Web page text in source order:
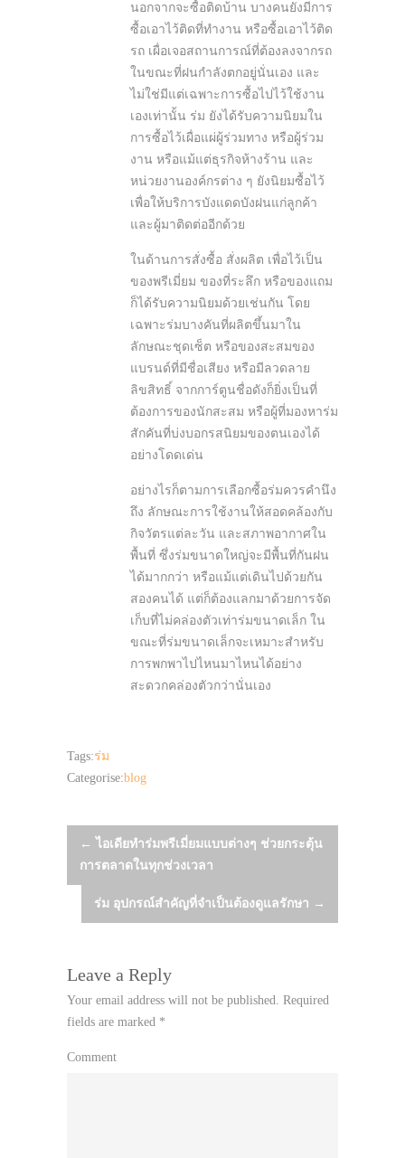
นอกจากจะซื้อติดบ้าน บางคนยังมีการ
ซื้อเอาไว้ติดที่ทำงาน หรือซื้อเอาไว้ติด
รถ เผื่อเจอสถานการณ์ที่ต้องลงจากรถ
ในขณะที่ฝนกำลังตกอยู่นั่นเอง และ
ไม่ใช่มีแต่เฉพาะการซื้อไปไว้ใช้งาน
เองเท่านั้น ร่ม ยังได้รับความนิยมใน
การซื้อไว้เผื่อแผ่ผู้ร่วมทาง หรือผู้ร่วม
งาน หรือแม้แต่ธุรกิจห้างร้าน และ
หน่วยงานองค์กรต่าง ๆ ยังนิยมซื้อไว้
เพื่อให้บริการบังแดดบังฝนแก่ลูกค้า
และผู้มาติดต่ออีกด้วย
ในด้านการสั่งซื้อ สั่งผลิต เพื่อไว้เป็น
ของพรีเมี่ยม ของที่ระลึก หรือของแถม
ก็ได้รับความนิยมด้วยเช่นกัน โดย
เฉพาะร่มบางคันที่ผลิตขึ้นมาใน
ลักษณะชุดเซ็ต หรือของสะสมของ
แบรนด์ที่มีชื่อเสียง หรือมีลวดลาย
ลิขสิทธิ์ จากการ์ตูนชื่อดังก็ยิ่งเป็นที่
ต้องการของนักสะสม หรือผู้ที่มองหาร่ม
สักคันที่บ่งบอกรสนิยมของตนเองได้
อย่างโดดเด่น
อย่างไรก็ตามการเลือกซื้อร่มควรคำนึง
ถึง ลักษณะการใช้งานให้สอดคล้องกับ
กิจวัตรแต่ละวัน และสภาพอากาศใน
พื้นที่ ซึ่งร่มขนาดใหญ่จะมีพื้นที่กันฝน
ได้มากกว่า หรือแม้แต่เดินไปด้วยกัน
สองคนได้ แต่ก็ต้องแลกมาด้วยการจัด
เก็บที่ไม่คล่องตัวเท่าร่มขนาดเล็ก ใน
ขณะที่ร่มขนาดเล็กจะเหมาะสำหรับ
การพกพาไปไหนมาไหนได้อย่าง
สะดวกคล่องตัวกว่านั่นเอง
Tags:ร่ม
Categorise:blog
Post
navigation
← ไอเดียทำร่มพรีเมี่ยมแบบต่างๆ ช่วยกระตุ้น
การตลาดในทุกช่วงเวลา
ร่ม อุปกรณ์สำคัญที่จำเป็นต้องดูแลรักษา →
Leave a Reply
Your email address will not be published. Required
fields are marked *
Comment